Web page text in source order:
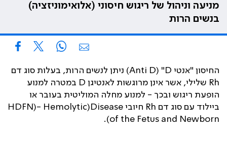
מניעה וניהול של ריגוש חיסוני (אלואימוניזציה)‏
בנשים הרות
‫החיסון "אנטי Anti D) "D) ניתן לנשים הרות, בעלות סוג דם
Rh שלילי, אשר אינן מרוגשות לאנטיגן D במטרה למנוע
הופעת ריגוש ובכך - למנוע מחלה המוליטית בעובר או
ביילוד עם סוג דם Rh חיובי HDFN)- Hemolytic)Disease
of the Fetus and Newborn).